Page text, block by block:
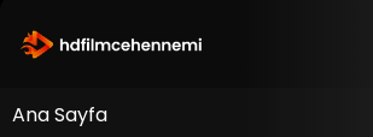
Ana Sayfa